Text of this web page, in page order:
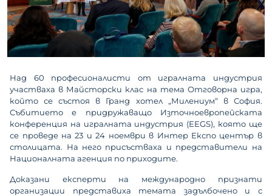
Над 60 професионалисти от игралната индустрия
участваха в Майсторски клас на тема Отговорна игра,
който се състоя в Гранд хотел „Милениум“ в София.
Събитието е придружаващо Източноевропейската
конференция на игралната индустрия (EEGS), която ще
се проведе на 23 и 24 ноември в Интер Експо център в
столицата. На него присъстваха и представители на
Националната агенция по приходите.
Доказани експерти на международно признати
организации представиха темата задълбочено и с